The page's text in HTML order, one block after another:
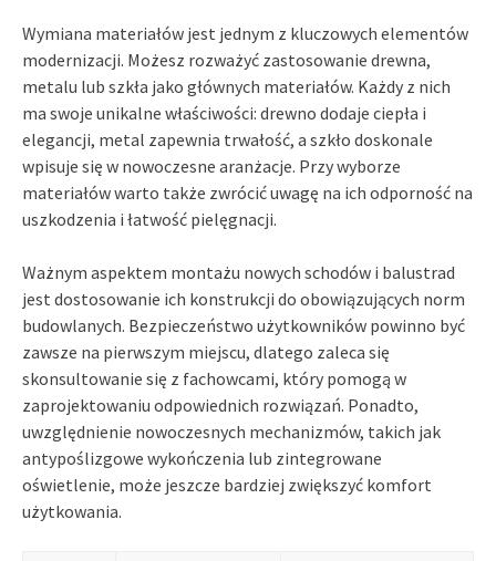
Wymiana materiałów jest jednym z kluczowych elementów
modernizacji. Możesz rozważyć zastosowanie drewna,
metalu lub szkła jako głównych materiałów. Każdy z nich
ma swoje unikalne właściwości: drewno dodaje ciepła i
elegancji, metal zapewnia trwałość, a szkło doskonale
wpisuje się w nowoczesne aranżacje. Przy wyborze
materiałów warto także zwrócić uwagę na ich odporność na
uszkodzenia i łatwość pielęgnacji.
Ważnym aspektem montażu nowych schodów i balustrad
jest dostosowanie ich konstrukcji do obowiązujących norm
budowlanych. Bezpieczeństwo użytkowników powinno być
zawsze na pierwszym miejscu, dlatego zaleca się
skonsultowanie się z fachowcami, który pomogą w
zaprojektowaniu odpowiednich rozwiązań. Ponadto,
uwzględnienie nowoczesnych mechanizmów, takich jak
antypoślizgowe wykończenia lub zintegrowane
oświetlenie, może jeszcze bardziej zwiększyć komfort
użytkowania.